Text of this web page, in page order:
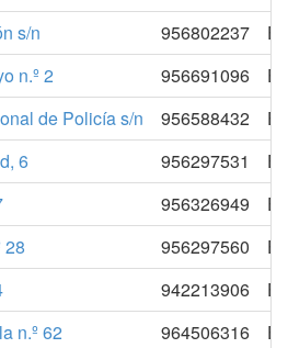
s/n
956802237
n.º 2
956691096
de Policía s/n
956588432
6
956297531
956326949
28
956297560
942213906
n.º 62
964506316